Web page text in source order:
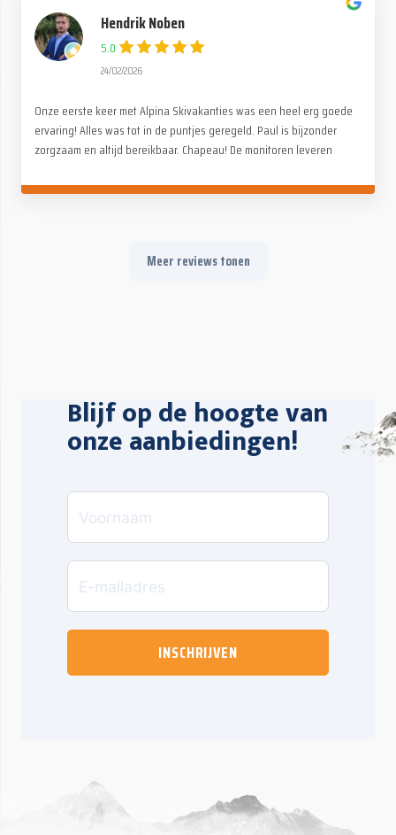
Hendrik Noben
5.0
24/02/2026
Onze eerste keer met Alpina Skivakanties was een heel erg goede
ervaring! Alles was tot in de puntjes geregeld. Paul is bijzonder
zorgzaam en altijd bereikbaar. Chapeau! De monitoren leveren
naast de piste (avondactiviteiten). Geen kopzorgen, alleen maar
Meer reviews tonen
Blijf op de hoogte van
onze aanbiedingen!
INSCHRIJVEN